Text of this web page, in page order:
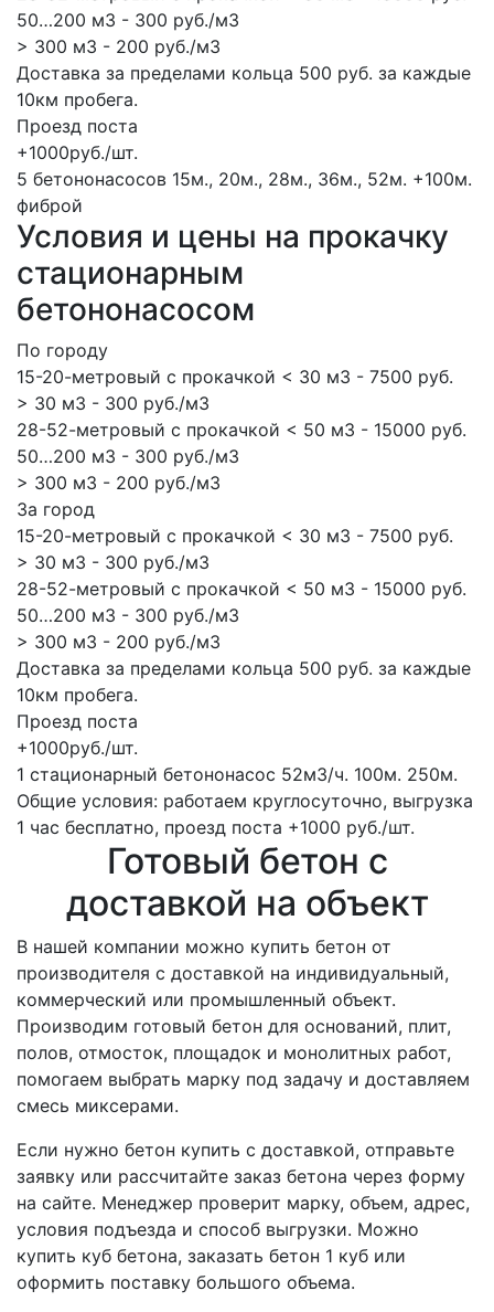
50…200 м3 - 300 руб./м3
> 300 м3 - 200 руб./м3
Доставка за пределами кольца 500 руб. за каждые
10км пробега.
Проезд поста
+1000руб./шт.
5 бетононасосов 15м., 20м., 28м., 36м., 52м. +100м.
фиброй
Условия и цены на прокачку
стационарным
бетононасосом
По городу
15-20-метровый с прокачкой < 30 м3 - 7500 руб.
> 30 м3 - 300 руб./м3
28-52-метровый с прокачкой < 50 м3 - 15000 руб.
50…200 м3 - 300 руб./м3
> 300 м3 - 200 руб./м3
За город
15-20-метровый с прокачкой < 30 м3 - 7500 руб.
> 30 м3 - 300 руб./м3
28-52-метровый с прокачкой < 50 м3 - 15000 руб.
50…200 м3 - 300 руб./м3
> 300 м3 - 200 руб./м3
Доставка за пределами кольца 500 руб. за каждые
10км пробега.
Проезд поста
+1000руб./шт.
1 стационарный бетононасос 52м3/ч. 100м. 250м.
Общие условия: работаем круглосуточно, выгрузка
1 час бесплатно, проезд поста +1000 руб./шт.
Готовый бетон с
доставкой на объект
В нашей компании можно купить бетон от
производителя с доставкой на индивидуальный,
коммерческий или промышленный объект.
Производим готовый бетон для оснований, плит,
полов, отмосток, площадок и монолитных работ,
помогаем выбрать марку под задачу и доставляем
смесь миксерами.
Если нужно бетон купить с доставкой, отправьте
заявку или рассчитайте заказ бетона через форму
на сайте. Менеджер проверит марку, объем, адрес,
условия подъезда и способ выгрузки. Можно
купить куб бетона, заказать бетон 1 куб или
оформить поставку большого объема.